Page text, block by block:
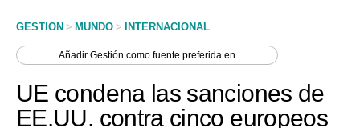
Economía
GESTION > MUNDO > INTERNACIONAL
AñadirGestión como fuente preferida en
UE condena las sanciones de
EE.UU. contra cinco europeos